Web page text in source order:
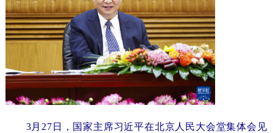
3月27日，国家主席习近平在北京人民大会堂集体会见